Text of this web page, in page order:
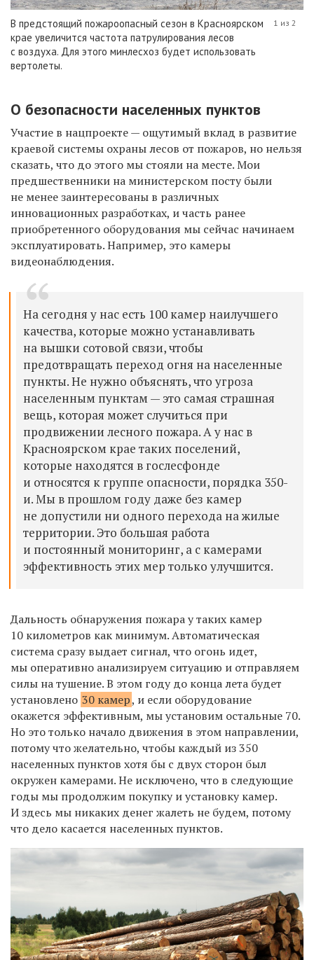
В предстоящий пожароопасный сезон в Красноярском
крае увеличится частота патрулирования лесов
с воздуха. Для этого минлесхоз будет использовать
вертолеты.
1 из 2
О безопасности населенных пунктов
Участие в нацпроекте— ощутимый вклад в развитие
краевой системы охраны лесов от пожаров, но нельзя
сказать, что до этого мы стояли на месте. Мои
предшественники на министерском посту были
не менее заинтересованы в различных
инновационных разработках, ичасть ранее
приобретенного оборудования мы сейчас начинаем
эксплуатировать. Например, это камеры
видеонаблюдения.
На сегодня у нас есть 100 камер наилучшего
качества, которые можно устанавливать
на вышки сотовой связи, чтобы
предотвращать переход огня на населенные
пункты. Не нужно объяснять, что угроза
населенным пунктам— это самая страшная
вещь, которая может случиться при
продвижении лесного пожара. Ау нас в
Красноярском крае таких поселений,
которые находятся в гослесфонде
и относятся к группе опасности, порядка 350-
и. Мы в прошлом году даже без камер
не допустили ни одного перехода нажилые
территории. Это большая работа
и постоянный мониторинг, а с камерами
эффективность этих мер только улучшится.
Дальность обнаружения пожара утаких камер
10 километров как минимум. Автоматическая
система сразу выдает сигнал, что огонь идет,
мы оперативно анализируем ситуацию и отправляем
силы натушение. В этом году до конца лета будет
установлено 30 камер, и если оборудование
окажется эффективным, мыустановим остальные 70.
Но это только начало движения в этом направлении,
потому что желательно, чтобы каждый из350
населенных пунктов хотя бы с двух сторон был
окружен камерами. Не исключено, что в следующие
годы мы продолжим покупку иустановку камер.
Издесь мы никаких денег жалеть не будем, потому
что дело касается населенных пунктов.